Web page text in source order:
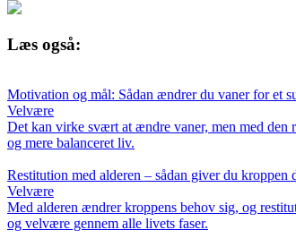
Læs også:
Motivation og mål: Sådan ændrer du vaner for et
Velvære
Det kan virke svært at ændre vaner, men med den
og mere balanceret liv.
Restitution med alderen – sådan giver du kroppen
Velvære
Med alderen ændrer kroppens behov sig, og
og velvære gennem alle livets faser.